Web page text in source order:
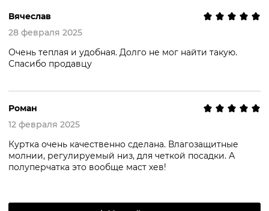
Вячеслав
28 февраля 2025
Очень теплая и удобная. Долго не мог найти такую.
Спасибо продавцу
Роман
12 февраля 2025
Куртка очень качественно сделана. Влагозащитные
молнии, регулируемый низ, для четкой посадки. А
полуперчатка это вообще маст хев!